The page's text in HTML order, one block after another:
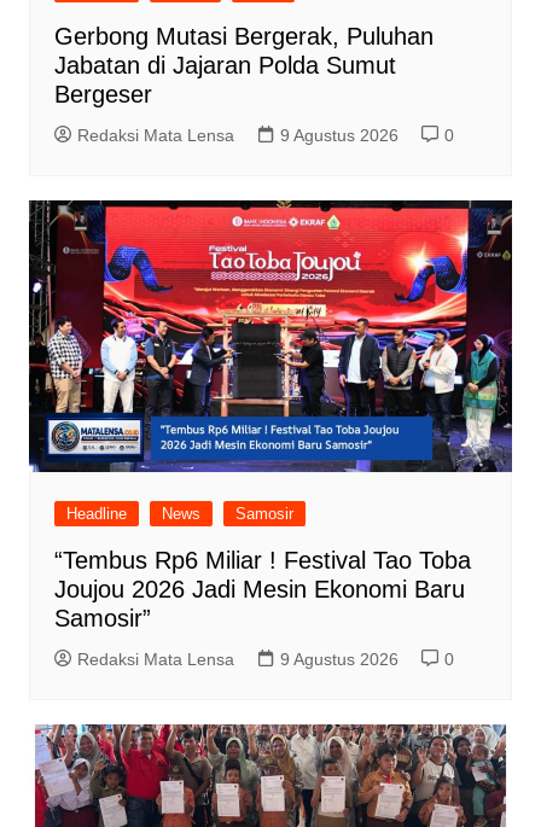
Gerbong Mutasi Bergerak, Puluhan
Jabatan di Jajaran Polda Sumut
Bergeser
Redaksi Mata Lensa 9 Agustus 2026 0
Headline News Samosir
“Tembus Rp6 Miliar ! Festival Tao Toba
Joujou 2026 Jadi Mesin Ekonomi Baru
Samosir”
Redaksi Mata Lensa 9 Agustus 2026 0